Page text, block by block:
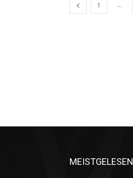
1 ...
MEISTGELESEN